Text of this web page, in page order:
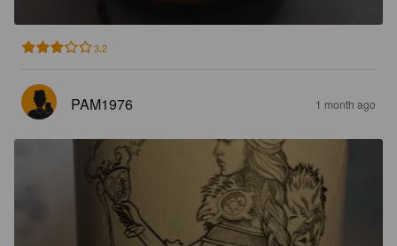
3.2
PAM1976 1 month ago